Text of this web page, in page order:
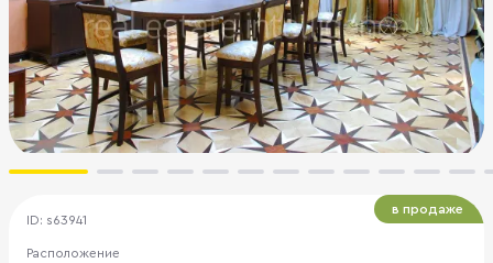
ID: s63941
Расположение
в продаже